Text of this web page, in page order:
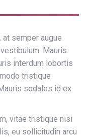
semper augue
Mauris
interdum lobortis
tristique
sodales id ex
vitae tristique nisi
eu sollicitudin arcu